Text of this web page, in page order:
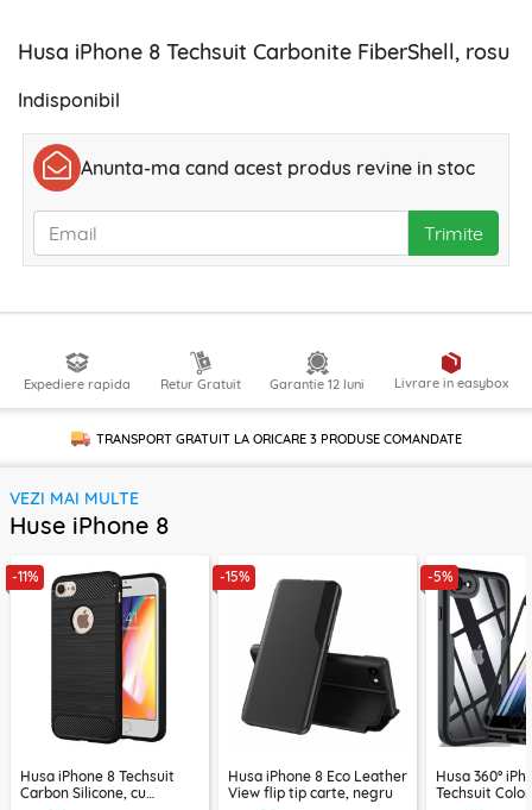
Husa iPhone 8 Techsuit Carbonite FiberShell, rosu
Indisponibil
Anunta-ma cand acest produs revine in stoc
Trimite
Expediere rapida Retur Gratuit Garantie 12 luni Livrare in easybox
TRANSPORT GRATUIT LA ORICARE 3 PRODUSECOMANDATE
VEZI MAI MULTE
Huse iPhone 8
-11%
Husa iPhone 8 Techsuit
Carbon Silicone, cu
-15%
Husa iPhone 8 Eco Leather
View flip tip carte, negru
-5%
Husa 360°
Techsuit